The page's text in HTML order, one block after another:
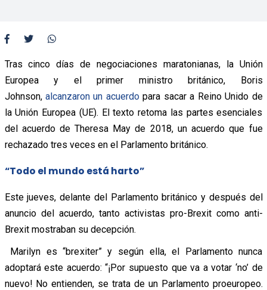
Tras cinco días de negociaciones maratonianas, la Unión
Europea y el primer ministro británico, Boris
Johnson, alcanzaron un acuerdopara sacar a Reino Unido de
la Unión Europea (UE). El texto retoma las partes esenciales
del acuerdo de Theresa May de 2018, un acuerdo que fue
rechazado tres veces en el Parlamento británico.
“Todo el mundo está harto”
Este jueves, delante del Parlamento británico y después del
anuncio del acuerdo, tanto activistas pro-Brexit como anti-
Brexit mostraban su decepción.
Marilyn es “brexiter” y según ella, el Parlamento nunca
adoptará este acuerdo: “¡Por supuesto que va a votar ‘no’ de
nuevo! No entienden, se trata de un Parlamento proeuropeo.